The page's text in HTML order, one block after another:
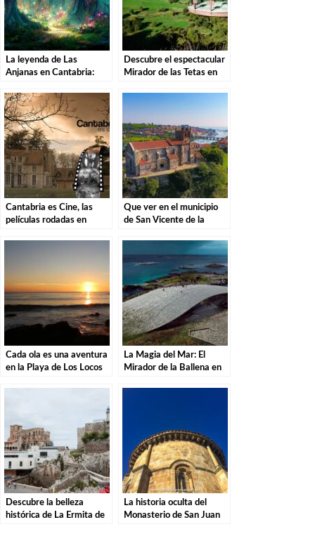
La leyenda de Las
Anjanas en Cantabria:
estas misteriosas
criaturas
Descubre el espectacular
Mirador de las Tetas en
imprescindible en
Cantabria
Cantabria es Cine, las
películas rodadas en
Que ver en el municipio
de San Vicente de la
Cada ola es una aventura
en la Playa de Los Locos
La Magia del Mar: El
Mirador de la Ballena en
Descubre la belleza
histórica de La Ermita de
La historia oculta del
Monasterio de San Juan